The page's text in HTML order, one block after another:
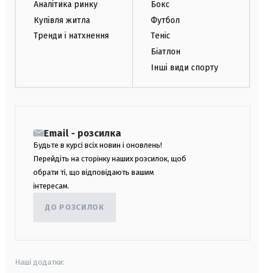
Аналітика ринку
Купівля житла
Тренди і натхнення
Бокс
Футбол
Теніс
Біатлон
Інші види спорту
Email - розсилка
Будьте в курсі всіх новин і оновлень!
Перейдіть на сторінку наших розсилок, щоб
обрати ті, що відповідають вашим
інтересам.
ДО РОЗСИЛОК
Наші додатки: